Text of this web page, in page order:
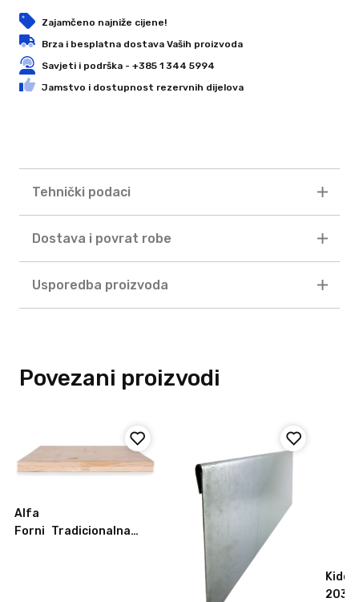
Zajamčeno najniže cijene!
Brza i besplatna dostava Vaših proizvoda
Savjeti i podrška - +385 1 344 5994
Jamstvo i dostupnost rezervnih dijelova
Tehnički podaci
Dostava i povrat robe
Usporedba proizvoda
Povezani proizvodi
Alfa
Forni Tradicionalna
Kidde